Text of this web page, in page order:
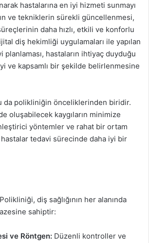
hastalarına en iyi hizmeti sunmayı
ve tekniklerin sürekli güncellenmesi,
daha hızlı, etkili ve konforlu
diş hekimliği uygulamaları ile yapılan
planlaması, hastaların ihtiyaç duyduğu
ve kapsamlı bir şekilde belirlenmesine
da polikliniğin önceliklerinden biridir.
oluşabilecek kaygıların minimize
yöntemler ve rahat bir ortam
hastalar tedavi sürecinde daha iyi bir
diş sağlığının her alanında
sahiptir:
ve Röntgen: Düzenli kontroller ve